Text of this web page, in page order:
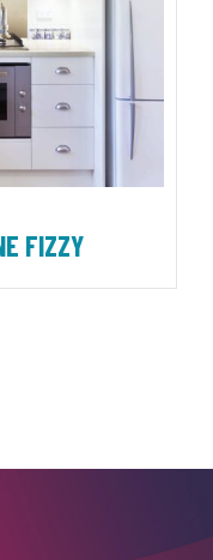
FIZZY